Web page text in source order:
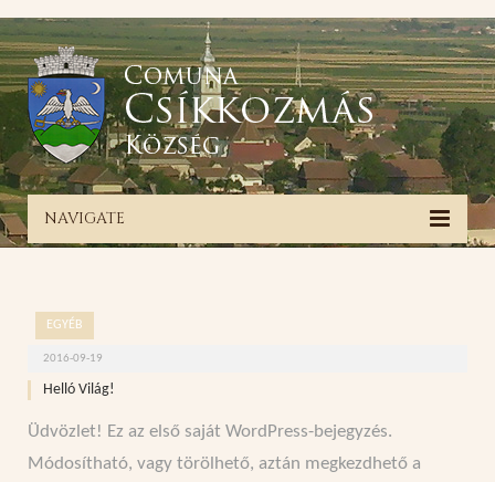
NAVIGATE
EGYÉB
2016-09-19
Helló Világ!
Üdvözlet! Ez az első saját WordPress-bejegyzés.
Módosítható, vagy törölhető, aztán megkezdhető a